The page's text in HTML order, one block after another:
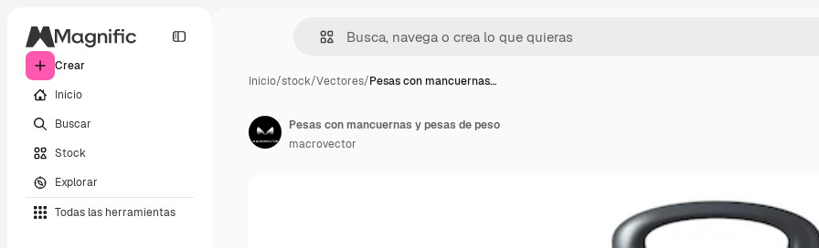
Crear
Inicio
Buscar
Stock
Explorar
Todas las herramientas
Inicio/stock/Vectores/Pesas con mancuernas…
Pesas con mancuernas y pesas de peso
macrovector